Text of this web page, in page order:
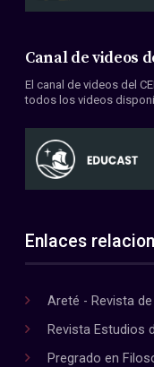
Canal de videos
El canal de videos del
todos los videos
Enlaces
Areté - Revista
Revista Estudios
Pregrado en